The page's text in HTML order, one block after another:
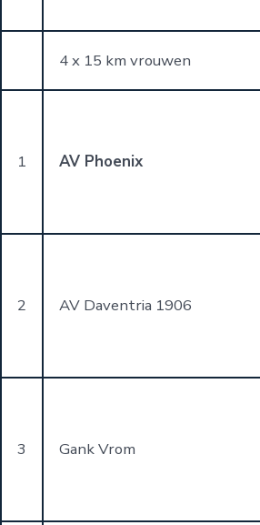
4 x 15 km vrouwen
1 AV Phoenix
2 AV Daventria 1906
3 Gank Vrom